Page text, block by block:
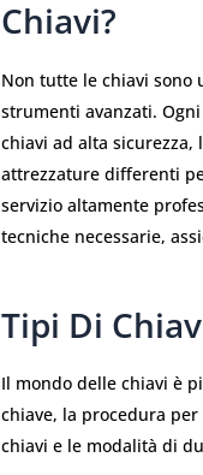
Chiavi?
Non tutte le chiavi sono
strumenti avanzati.
chiavi ad alta
attrezzature differenti
servizio altamente
tecniche necessarie,
Tipi Di
Il mondo delle chiavi è
chiave, la procedura
chiavi e le modalità di